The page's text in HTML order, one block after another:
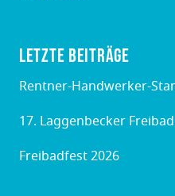
Letzte Beiträge
Rentner-Handwerker-
17. Laggenbecker
Freibadfest 2026